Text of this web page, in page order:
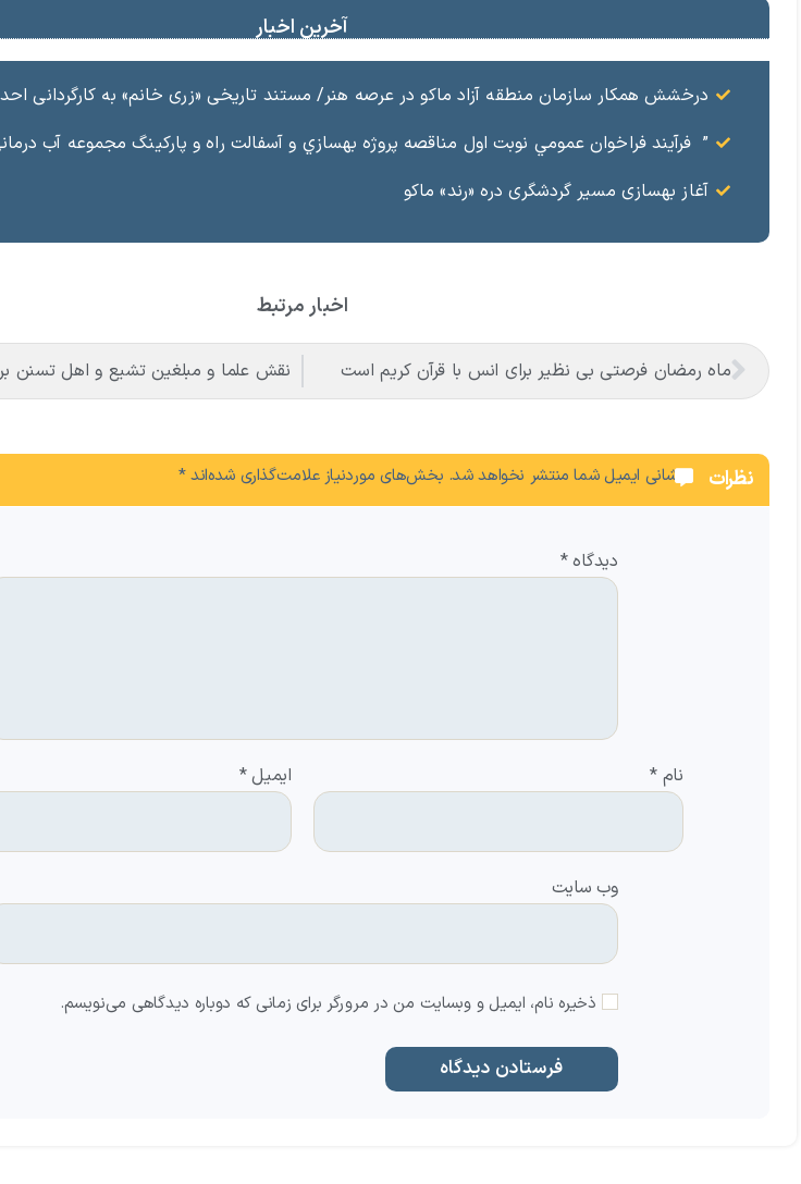
آخرین اخبار
درخشش همکار سازمان منطقه آزاد ماکو در عرصه هنر/ مستند تاریخی «زری خانم» به کارگردانی احد
” فرآيند فراخوان عمومي نوبت اول مناقصه پروژه بهسازي و آسفالت راه و پاركينگ مجموعه آب درماني شهرستان شوط
آغاز بهسازی مسیر گردشگری دره «رند» ماکو
اخبار مرتبط
ماه رمضان فرصتی بی نظیر برای انس با قرآن كريم است
نظرات نشانی ایمیل شما منتشر نخواهد شد. بخش‌های موردنیاز علامت‌گذاری شده‌اند*
دیدگاه*
نام* ایمیل*
وب‌ سایت
ذخیره نام، ایمیل و وبسایت من در مرورگر برای زمانی که دوباره دیدگاهی می‌نویسم.